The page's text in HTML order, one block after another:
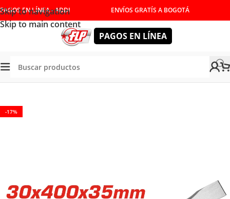
Skip to navigation
Skip to main content
PAGOS EN LÍNEA - ADDI ENVÍOS GRATÍS A BOGOTÁ
PAGOS EN LÍNEA
HERRAMIENTAS INALÁMBRICAS PERCUTORES
-17%